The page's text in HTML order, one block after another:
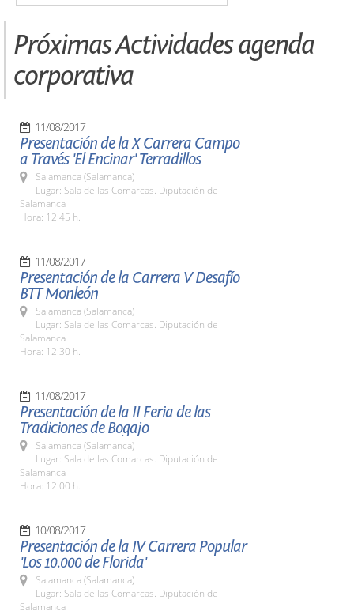
Próximas Actividades agenda
corporativa
11/08/2017
Presentación de la X Carrera Campo
a Través 'El Encinar' Terradillos
Salamanca (Salamanca)
Lugar: Sala de las Comarcas. Diputación de
Salamanca
Hora: 12:45 h.
11/08/2017
Presentación de la Carrera V Desafío
BTT Monleón
Salamanca (Salamanca)
Lugar: Sala de las Comarcas. Diputación de
Salamanca
Hora: 12:30 h.
11/08/2017
Presentación de la II Feria de las
Tradiciones de Bogajo
Salamanca (Salamanca)
Lugar: Sala de las Comarcas. Diputación de
Salamanca
Hora: 12:00 h.
10/08/2017
Presentación de la IV Carrera Popular
'Los 10.000 de Florida'
Salamanca (Salamanca)
Lugar: Sala de las Comarcas. Diputación de
Salamanca